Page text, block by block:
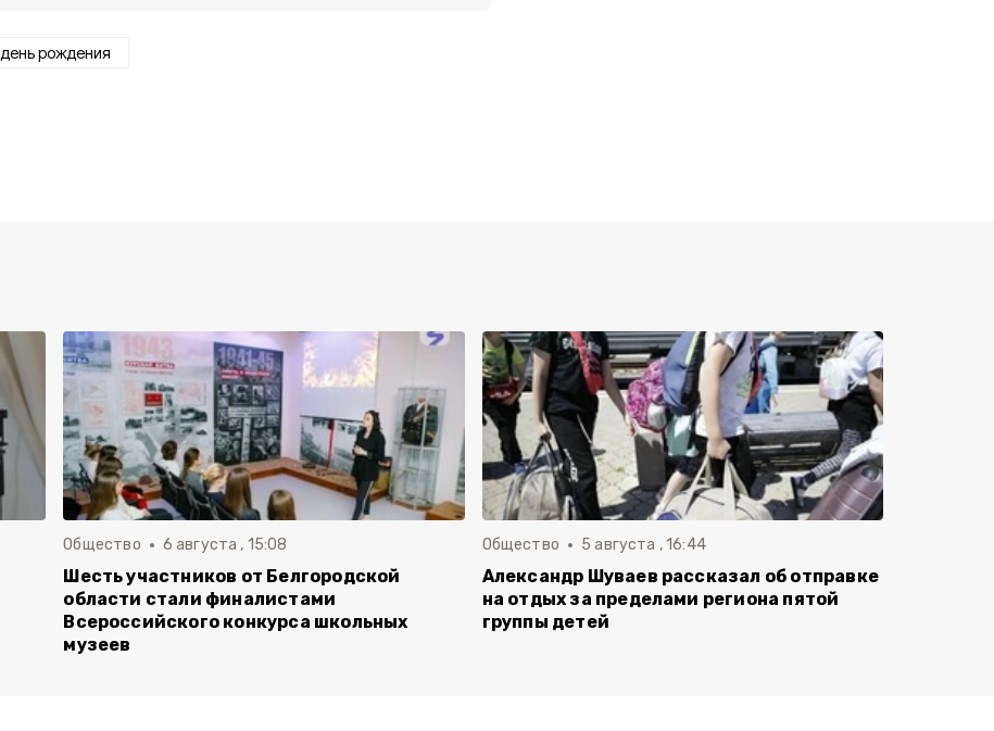
день рождения
Общество 6 августа , 15:08
Шесть участников от Белгородской
области стали финалистами
Всероссийского конкурса школьных
музеев
Общество 5 августа , 16:44
Александр Шуваев рассказал об отправке
на отдых за пределами региона пятой
группы детей